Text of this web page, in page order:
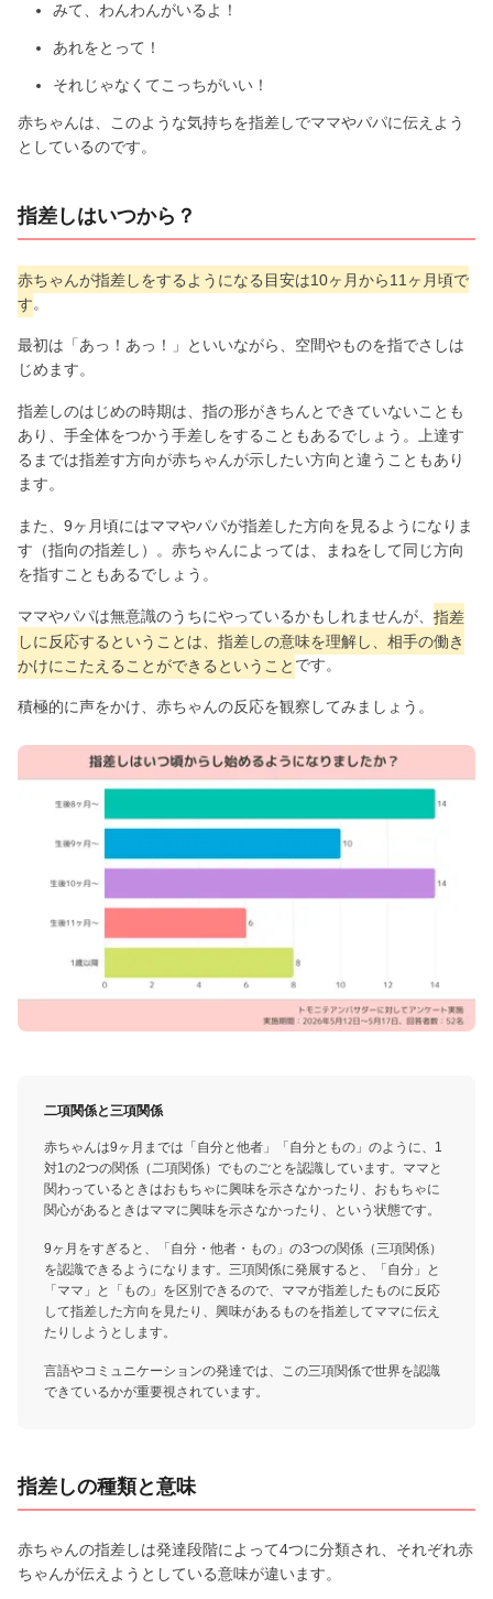
みて、わんわんがいるよ！
あれをとって！
それじゃなくてこっちがいい！
赤ちゃんは、このような気持ちを指差しでママやパパに伝えよう
としているのです。
指差しはいつから？
赤ちゃんが指差しをするようになる目安は10ヶ月から11ヶ月頃で
す。
最初は「あっ！あっ！」といいながら、空間やものを指でさしは
じめます。
指差しのはじめの時期は、指の形がきちんとできていないことも
あり、手全体をつかう手差しをすることもあるでしょう。上達す
るまでは指差す方向が赤ちゃんが示したい方向と違うこともあり
ます。
また、9ヶ月頃にはママやパパが指差した方向を見るようになりま
す（指向の指差し）。赤ちゃんによっては、まねをして同じ方向
を指すこともあるでしょう。
ママやパパは無意識のうちにやっているかもしれませんが、 指差
しに反応するということは、指差しの意味を理解し、相手の働き
かけにこたえることができるということ です。
積極的に声をかけ、赤ちゃんの反応を観察してみましょう。
二項関係と三項関係
赤ちゃんは9ヶ月までは「自分と他者」「自分ともの」のように、1
対1の2つの関係（二項関係）でものごとを認識しています。ママと
関わっているときはおもちゃに興味を示さなかったり、おもちゃに
関心があるときはママに興味を示さなかったり、という状態です。
9ヶ月をすぎると、「自分・他者・もの」の3つの関係（三項関係）
を認識できるようになります。三項関係に発展すると、「自分」と
「ママ」と「もの」を区別できるので、ママが指差したものに反応
して指差した方向を見たり、興味があるものを指差してママに伝え
たりしようとします。
言語やコミュニケーションの発達では、この三項関係で世界を認識
できているかが重要視されています。
指差しの種類と意味
赤ちゃんの指差しは発達段階によって4つに分類され、それぞれ赤
ちゃんが伝えようとしている意味が違います。